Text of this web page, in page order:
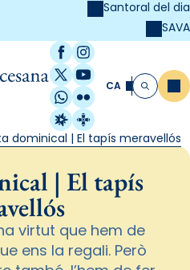
Santoral del dia
SAVA
Facebook
Instagram
X / Twitter
YouTube
WhatsApp
Flickr
Radio Estel
Catalunya
CA Cerca
dominical | El tapís meravellós
| El tapís
virtut que hem de
ens la regali. Però